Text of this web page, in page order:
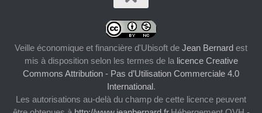
Veille économique et financière d'Ubisoft de Jean Bernard est
mis à disposition selon les termes de la licence Creative
Commons Attribution - Pas d’Utilisation Commerciale 4.0
International.
Les autorisations au-delà du champ de cette licence peuvent